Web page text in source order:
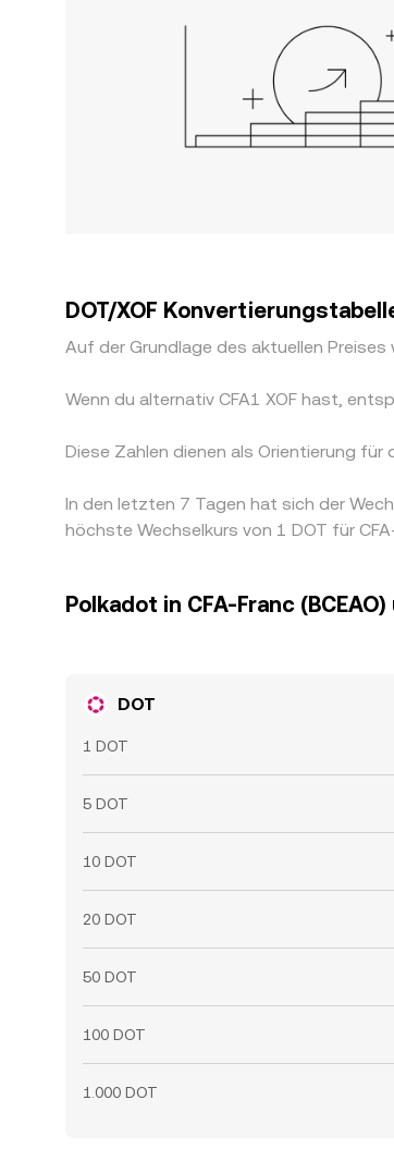
DOT/XOF
Auf der Grundlage des aktuellen
Wenn du alternativ CFA1 XOF hast,
Diese Zahlen dienen als Orientierung für
In den letzten 7 Tagen hat sich der
höchste Wechselkurs von 1 DOT für
Polkadot in CFA-Franc
DOT
1 DOT
5 DOT
10 DOT
20 DOT
50 DOT
100 DOT
1.000 DOT